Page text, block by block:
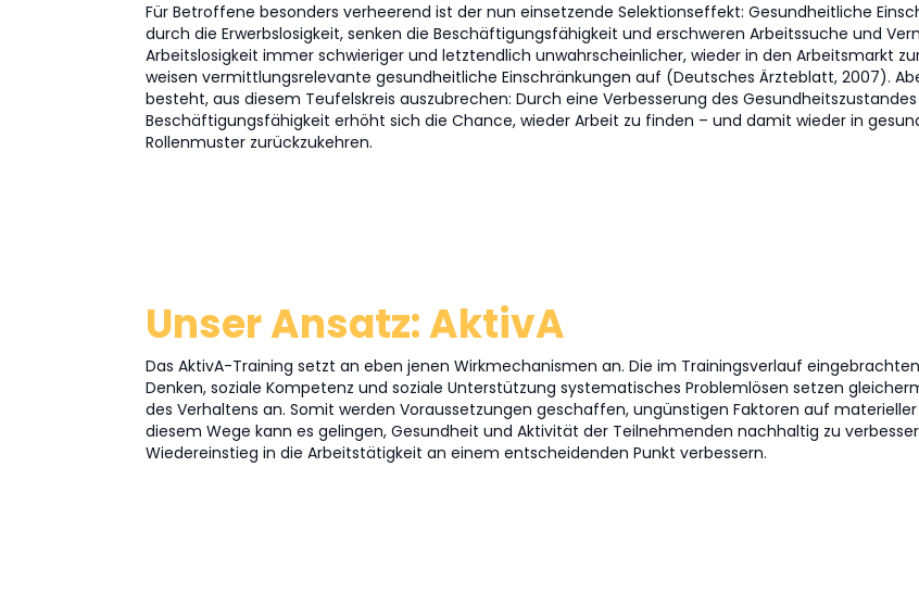
Für Betroffene besonders verheerend ist der nun einsetzende Selektionseffekt: Gesundheitliche
durch die Erwerbslosigkeit, senken die Beschäftigungsfähigkeit und erschweren Arbeitssuche und
Arbeitslosigkeit immer schwieriger und letztendlich unwahrscheinlicher, wieder in den Arbeitsmarkt
weisen vermittlungsrelevante gesundheitliche Einschränkungen auf (Deutsches Ärzteblatt, 2007).
besteht, aus diesem Teufelskreis auszubrechen: Durch eine Verbesserung des
Beschäftigungsfähigkeit erhöht sich die Chance, wieder Arbeit zu finden – und damit wieder in
Rollenmuster zurückzukehren.
Unser Ansatz: AktivA
Das AktivA-Training setzt an eben jenen Wirkmechanismen an. Die im Trainingsverlauf
Denken, soziale Kompetenz und soziale Unterstützung systematisches Problemlösen setzen
des Verhaltens an. Somit werden Voraussetzungen geschaffen, ungünstigen Faktoren auf
diesem Wege kann es gelingen, Gesundheit und Aktivität der Teilnehmenden nachhaltig zu
Wiedereinstieg in die Arbeitstätigkeit an einem entscheidenden Punkt verbessern.